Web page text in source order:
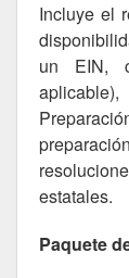
Incluye el
un EIN,
aplicable),
estatales.
Paquete